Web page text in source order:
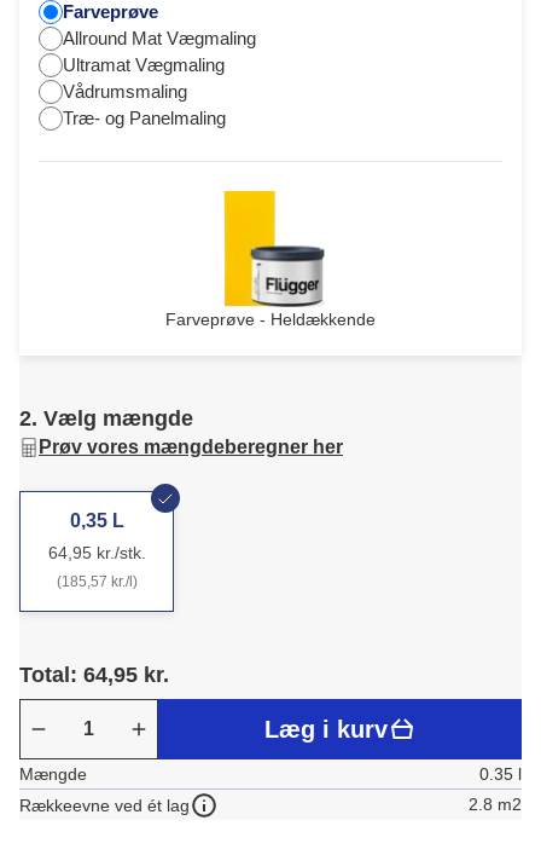
Farveprøve
Allround Mat Vægmaling
Ultramat Vægmaling
Vådrumsmaling
Træ- og Panelmaling
Farveprøve - Heldækkende
2. Vælg mængde
Prøv vores mængdeberegner her
0,35 L
64,95 kr./stk.
(185,57 kr./l)
Total: 64,95 kr.
Læg i kurv
Mængde
0.35 l
Rækkeevne ved ét lag
2.8 m2